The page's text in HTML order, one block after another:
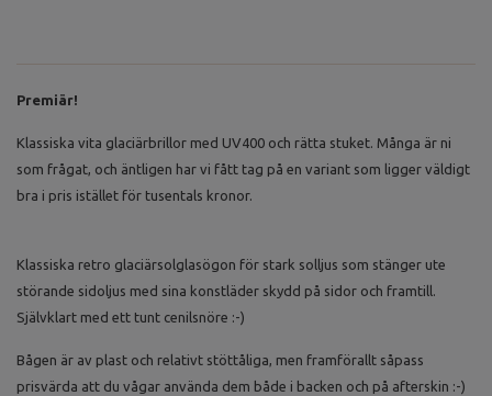
Premiär!
Klassiska vita glaciärbrillor med UV400 och rätta stuket. Många är ni
som frågat, och äntligen har vi fått tag på en variant som ligger väldigt
bra i pris istället för tusentals kronor.
Klassiska retro glaciärsolglasögon för stark solljus som stänger ute
störande sidoljus med sina konstläder skydd på sidor och framtill.
Självklart med ett tunt cenilsnöre :-)
Bågen är av plast och relativt stöttåliga, men framförallt såpass
prisvärda att du vågar använda dem både i backen och på afterskin :-)